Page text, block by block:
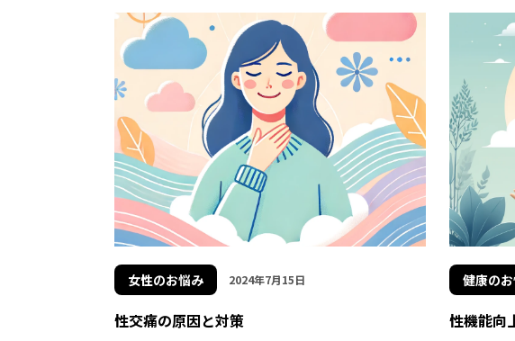
女性のお悩み 2024年7月15日
性交痛の原因と対策
健康の
性機能向